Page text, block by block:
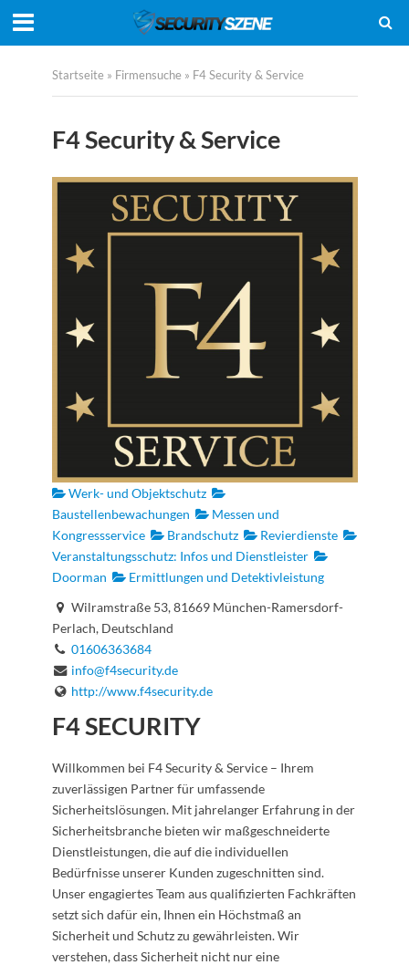
Startseite » Firmensuche » F4 Security & Service
F4 Security & Service
Werk- und Objektschutz
Baustellenbewachungen
Messen und
Kongressservice
Brandschutz
Revierdienste
Veranstaltungsschutz: Infos und Dienstleister
Doorman
Ermittlungen und Detektivleistung
Wilramstraße 53, 81669 München-Ramersdorf-
Perlach, Deutschland
01606363684
info@f4security.de
http://www.f4security.de
F4 SECURITY
Willkommen bei F4 Security & Service – Ihrem
zuverlässigen Partner für umfassende
Sicherheitslösungen. Mit jahrelanger Erfahrung in der
Sicherheitsbranche bieten wir maßgeschneiderte
Dienstleistungen, die auf die individuellen
Bedürfnisse unserer Kunden zugeschnitten sind.
Unser engagiertes Team aus qualifizierten Fachkräften
setzt sich dafür ein, Ihnen ein Höchstmaß an
Sicherheit und Schutz zu gewährleisten. Wir
verstehen, dass Sicherheit nicht nur eine